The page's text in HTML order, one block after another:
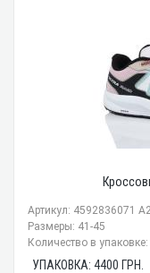
Артикул: 4592836071
Размеры: 41-45
Количество в упаковке:
УПАКОВКА: 4400 ГРН.